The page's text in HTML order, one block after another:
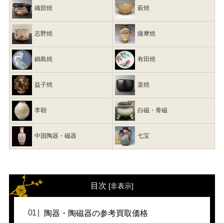
織部焼 萩焼
志野焼 薩摩焼
鍋島焼 有田焼
益子焼 楽焼
李朝 白磁・青磁
中国陶器・磁器 七宝
目次 [非表示]
陶器・陶磁器の参考買取価格